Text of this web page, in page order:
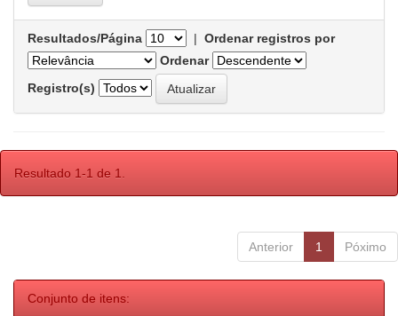
Resultados/Página | Ordenar registros por
Ordenar
Registro(s)
Resultado 1-1 de 1.
Anterior 1 Póximo
Conjunto de itens: